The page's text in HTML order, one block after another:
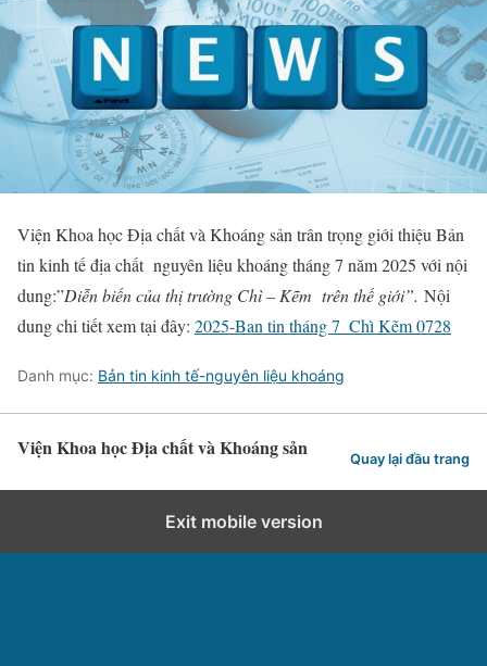
Viện Khoa học Địa chất và Khoáng sản trân trọng giới thiệu Bản
tin kinh tế địa chất nguyên liệu khoáng tháng 7 năm 2025 với nội
dung:”Diễn biến của thị trường Chì – Kẽm trên thế giới”. Nội
dung chi tiết xem tại đây: 2025-Ban tin tháng 7_Chì Kẽm 0728
Danh mục: Bản tin kinh tế-nguyên liệu khoáng
Viện Khoa học Địa chất và Khoáng sản Quay lại đầu trang
Exit mobile version